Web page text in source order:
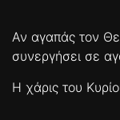
Αν αγαπάς τον
συνεργήσει σε
Η χάρις του